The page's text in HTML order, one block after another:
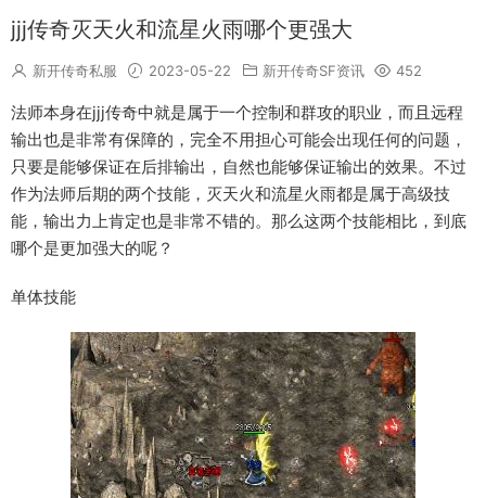
jjj传奇灭天火和流星火雨哪个更强大
新开传奇私服 2023-05-22 新开传奇SF资讯 452
法师本身在jjj传奇中就是属于一个控制和群攻的职业，而且远程
输出也是非常有保障的，完全不用担心可能会出现任何的问题，
只要是能够保证在后排输出，自然也能够保证输出的效果。不过
作为法师后期的两个技能，灭天火和流星火雨都是属于高级技
能，输出力上肯定也是非常不错的。那么这两个技能相比，到底
哪个是更加强大的呢？
单体技能